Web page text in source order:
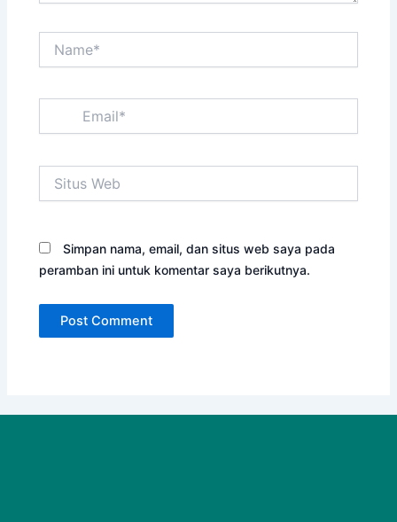
Web
Simpan nama, email, dan situs web saya pada
peramban ini untuk komentar saya berikutnya.